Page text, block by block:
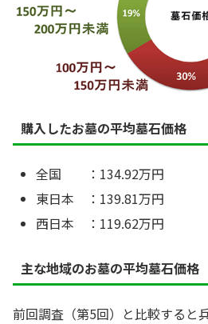
購入したお墓の平均墓石価格
全国 ：134.92万円
東日本 ：139.81万円
西日本 ：119.62万円
主な地域のお墓の平均墓石価格
前回調査（第5回）と比較すると